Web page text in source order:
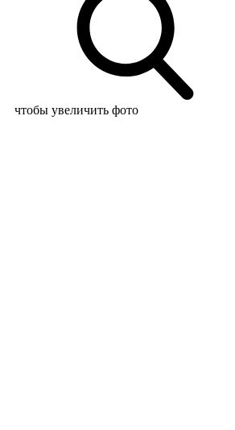
чтобы увеличить фото